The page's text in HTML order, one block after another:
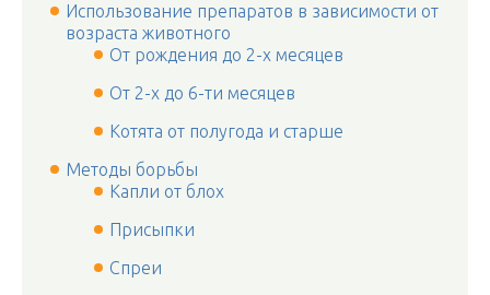
Использование препаратов в зависимости от
возраста животного
От рождения до 2-х месяцев
От 2-х до 6-ти месяцев
Котята от полугода и старше
Методы борьбы
Капли от блох
Присыпки
Спреи